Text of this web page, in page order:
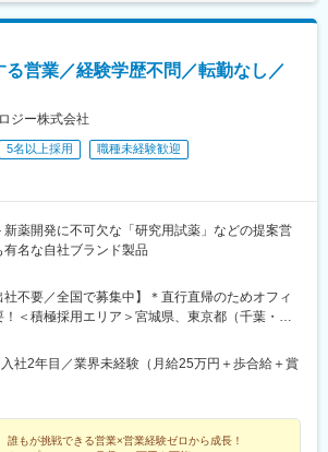
程のメンバーがおり、20～40代を中心に幅広い年
います。初期導入教育実施後に、現場配属とな
です。また、風通しが良く現場の要望を吸い上げ
います。
発から製造まで手掛けています。医薬品の有効
様が期待する医薬品原薬を継続的に世の中に提供
きる点が当社事業の魅力です。
籍していますが、目的は同じ「顧客の、そして
応えること」です。品質、製造コストなど、あら
る営業／経験学歴不問／転勤なし／
ジー株式会社
5名以上採用
職種未経験歓迎
新薬開発に不可欠な「研究用試薬」などの提案営
名な自社ブランド製品
社不要／全国で募集中】＊直行直帰のためオフィ
！＜積極採用エリア＞宮城県、東京都（千葉・埼
社2年目／業界未経験（月給25万円＋歩合給＋賞
誰もが挑戦できる営業×営業経験ゼロから成長！